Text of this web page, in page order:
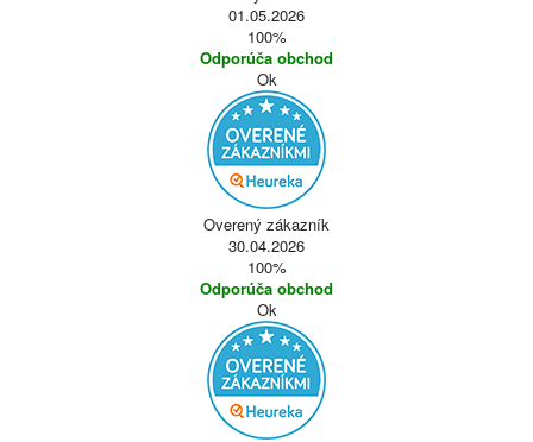
01.05.2026
100%
Odporúča obchod
Ok
Overený zákazník
30.04.2026
100%
Odporúča obchod
Ok